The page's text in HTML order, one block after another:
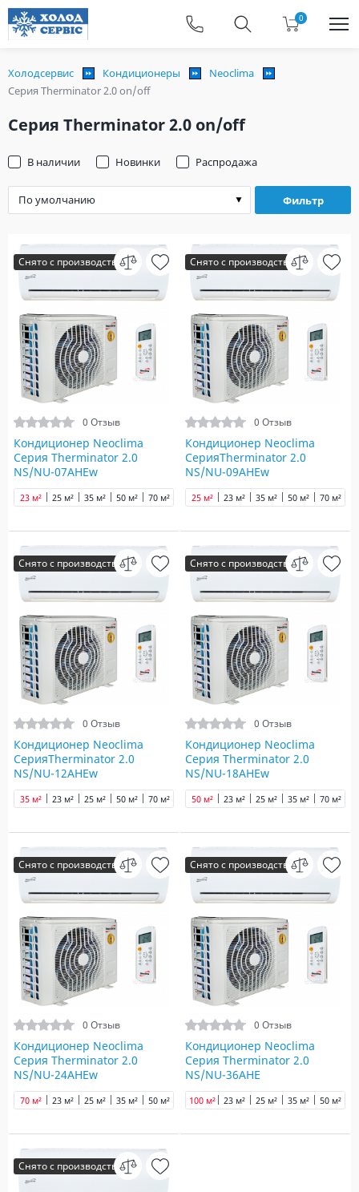
0
Холодсервис Кондиционеры
Neoclima
Серия Therminator 2.0 on/off
Серия Therminator 2.0 on/off
Фильтр
В наличии Новинки Распродажа
Снято с производства
0 Отзыв
Кондиционер Neoclima
Серия Therminator 2.0
NS/NU-07AHEw
23 м² 25 м² 35 м² 50 м² 70 м² 90 м² 100 м²
Снято с производства
0 Отзыв
Кондиционер Neoclima
CерияTherminator 2.0
NS/NU-09AHEw
23 м²
25 м² 35 м² 50 м² 70 м²
Снято с производства
0 Отзыв
Кондиционер Neoclima
СерияTherminator 2.0
NS/NU-12AHEw
23 м² 25 м²
35 м² 50 м² 70 м² 90 м² 100 м²
Снято с производства
0 Отзыв
Кондиционер Neoclima
Серия Therminator 2.0
NS/NU-18AHEw
23 м² 25 м² 35 м²
50 м² 70 м²
Снято с производства
0 Отзыв
Кондиционер Neoclima
Серия Therminator 2.0
NS/NU-24AHEw
23 м² 25 м² 35 м² 50 м²
70 м² 90 м² 100 м²
Снято с производства
0 Отзыв
Кондиционер Neoclima
Серия Therminator 2.0
NS/NU-36AHE
23 м² 25 м² 35 м² 50 м²
100 м²
Снято с производства